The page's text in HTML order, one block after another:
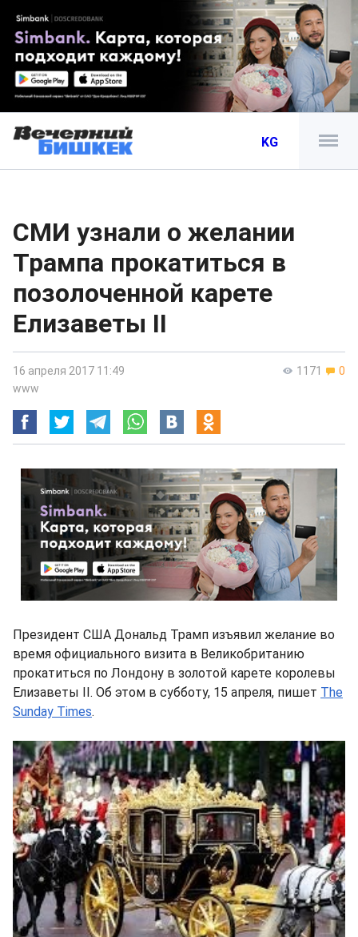
KG
СМИ узнали о желании
Трампа прокатиться в
позолоченной карете
Елизаветы II
1171 0
16 апреля 2017 11:49
www
Президент США Дональд Трамп изъявил желание во
время официального визита в Великобританию
прокатиться по Лондону в золотой карете королевы
Елизаветы II. Об этом в субботу, 15 апреля, пишет The
Sunday Times.